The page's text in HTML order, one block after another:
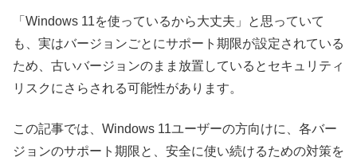
「Windows 11を使っているから大丈夫」と思っていて
も、実はバージョンごとにサポート期限が設定されている
ため、古いバージョンのまま放置しているとセキュリティ
リスクにさらされる可能性があります。
この記事では、Windows 11ユーザーの方向けに、各バー
ジョンのサポート期限と、安全に使い続けるための対策を